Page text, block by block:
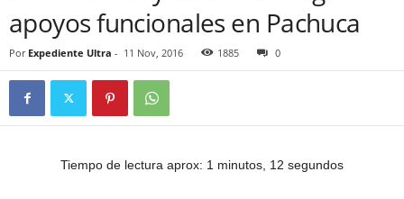
apoyos funcionales en Pachuca
Por Expediente Ultra - 11 Nov, 2016 1885 0
Tiempo de lectura aprox: 1 minutos, 12 segundos